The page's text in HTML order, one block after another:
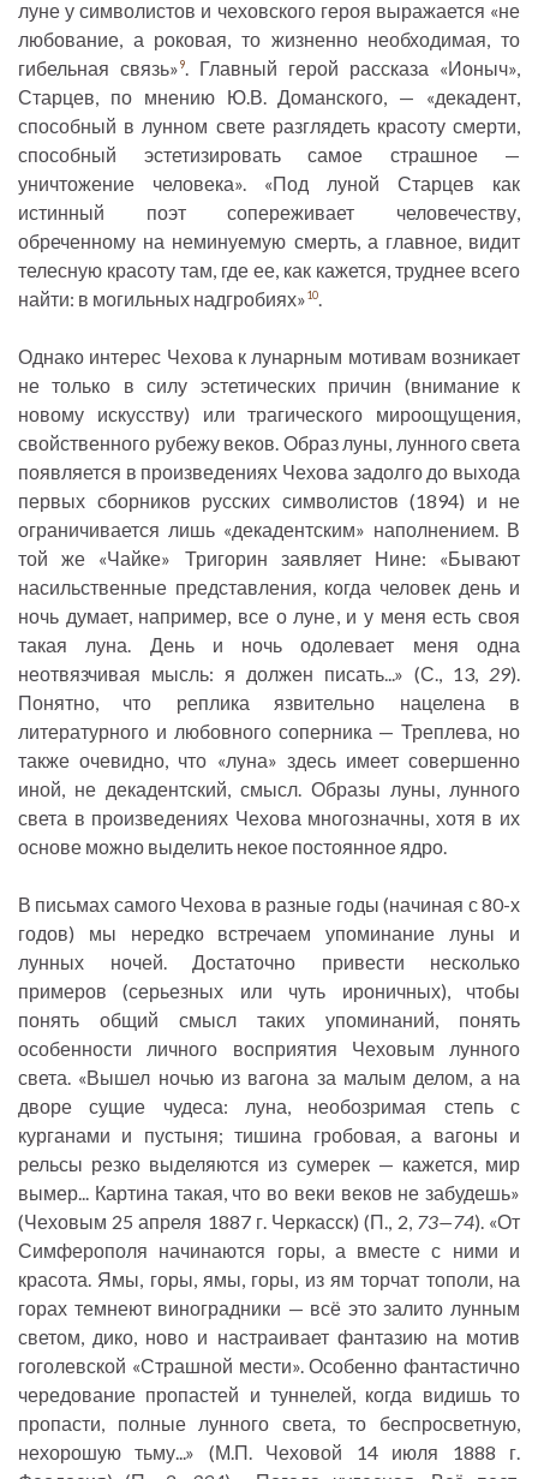
луне у символистов и чеховского героя выражается «не
любование, а роковая, то жизненно необходимая, то
гибельная связь»9. Главный герой рассказа «Ионыч»,
Старцев, по мнению Ю.В. Доманского, — «декадент,
способный в лунном свете разглядеть красоту смерти,
способный эстетизировать самое страшное —
уничтожение человека». «Под луной Старцев как
истинный поэт сопереживает человечеству,
обреченному на неминуемую смерть, а главное, видит
телесную красоту там, где ее, как кажется, труднее всего
найти: в могильных надгробиях»10.
Однако интерес Чехова к лунарным мотивам возникает
не только в силу эстетических причин (внимание к
новому искусству) или трагического мироощущения,
свойственного рубежу веков. Образ луны, лунного света
появляется в произведениях Чехова задолго до выхода
первых сборников русских символистов (1894) и не
ограничивается лишь «декадентским» наполнением. В
той же «Чайке» Тригорин заявляет Нине: «Бывают
насильственные представления, когда человек день и
ночь думает, например, все о луне, и у меня есть своя
такая луна. День и ночь одолевает меня одна
неотвязчивая мысль: я должен писать...» (С., 13, 29).
Понятно, что реплика язвительно нацелена в
литературного и любовного соперника — Треплева, но
также очевидно, что «луна» здесь имеет совершенно
иной, не декадентский, смысл. Образы луны, лунного
света в произведениях Чехова многозначны, хотя в их
основе можно выделить некое постоянное ядро.
В письмах самого Чехова в разные годы (начиная с 80-х
годов) мы нередко встречаем упоминание луны и
лунных ночей. Достаточно привести несколько
примеров (серьезных или чуть ироничных), чтобы
понять общий смысл таких упоминаний, понять
особенности личного восприятия Чеховым лунного
света. «Вышел ночью из вагона за малым делом, а на
дворе сущие чудеса: луна, необозримая степь с
курганами и пустыня; тишина гробовая, а вагоны и
рельсы резко выделяются из сумерек — кажется, мир
вымер... Картина такая, что во веки веков не забудешь»
(Чеховым 25 апреля 1887 г. Черкасск) (П., 2, 73—74). «От
Симферополя начинаются горы, а вместе с ними и
красота. Ямы, горы, ямы, горы, из ям торчат тополи, на
горах темнеют виноградники — всё это залито лунным
светом, дико, ново и настраивает фантазию на мотив
гоголевской «Страшной мести». Особенно фантастично
чередование пропастей и туннелей, когда видишь то
пропасти, полные лунного света, то беспросветную,
нехорошую тьму...» (М.П. Чеховой 14 июля 1888 г.